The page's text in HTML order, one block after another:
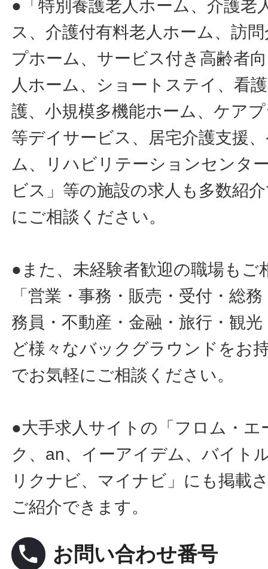
●「特別養護老人ホーム、介護老
ス、介護付有料老人ホーム、訪
プホーム、サービス付き高齢者
人ホーム、ショートステイ、看
護、小規模多機能ホーム、ケア
等デイサービス、居宅介護支援
ム、リハビリテーションセンタ
ビス」等の施設の求人も多数紹
にご相談ください。
●また、未経験者歓迎の職場もご
「営業・事務・販売・受付・総
務員・不動産・金融・旅行・観
ど様々なバックグラウンドをお
でお気軽にご相談ください。
●大手求人サイトの「フロム・
ク、an、イーアイデム、バイト
リクナビ、マイナビ」にも掲載
ご紹介できます。
local_phone お問い合わせ番号